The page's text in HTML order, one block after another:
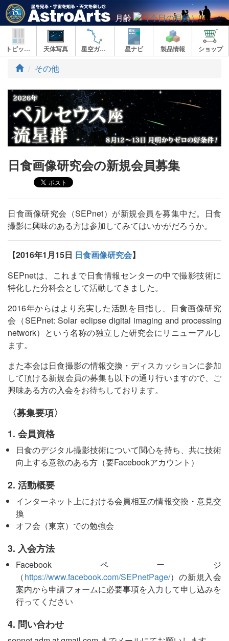
月齢
トピックス 天体写真 星空ガイド 星ナビ 製品情報 ショップ
ト
プ
その他
日食画像研究会の新規会員募集
日食画像研究会（SEPnet）が新規会員を募集中だ。日食
撮影に興味のある方は参加してみてはいかがだろうか。
【2016年1月15日 日食画像研究会】
SEPnetは、これまで日食情報センターの中で撮影技術に
特化した分科会として活動してきました。
2016年からはより充実した活動を目指し、日食画像研究
会（SEPnet: Solar eclipse digital imaging and processing
network）という名称の独立した研究会にリニューアルし
ます。
また本会は日食撮影の情報交換・ディスカッションに参加
して頂ける新規会員の募集も以下の通り行いますので、ご
興味ある方の入会をお待ちしております。
〈募集要項〉
1. 会員資格
日食のデジタル撮影技術について関心を持ち、共に技術
向上する意欲のある方（要Facebookアカウント）
2. 活動概要
インターネット上における会員相互の情報交換・意見交
換
オフ会（東京）での勉強会
3. 入会方法
Facebookページ
（https://www.facebook.com/SEPnetPage/）の新規入会
案内から申請フォームに必要事項を入力して申し込みを
行ってください
4. 問い合わせ